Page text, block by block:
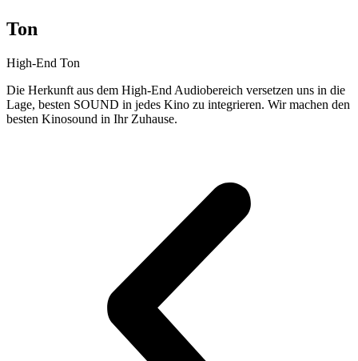
Ton
High-End Ton
Die Herkunft aus dem High-End Audiobereich versetzen uns in die
Lage, besten SOUND in jedes Kino zu integrieren. Wir machen den
besten Kinosound in Ihr Zuhause.